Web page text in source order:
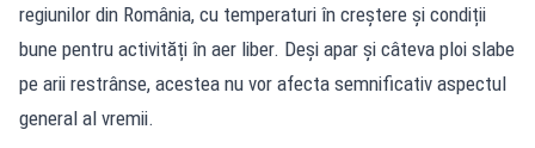
regiunilor din România, cu temperaturi în creștere și condiții
bune pentru activități în aer liber. Deși apar și câteva ploi slabe
pe arii restrânse, acestea nu vor afecta semnificativ aspectul
general al vremii.